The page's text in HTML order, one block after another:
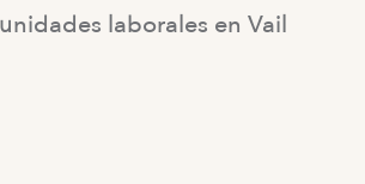
laborales en Vail